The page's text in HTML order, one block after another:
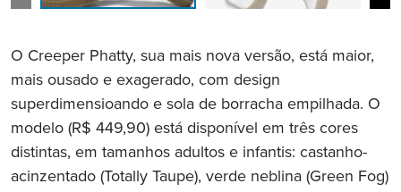
O Creeper Phatty, sua mais nova versão, está maior,
mais ousado e exagerado, com design
superdimensioando e sola de borracha empilhada. O
modelo (R$ 449,90) está disponível em três cores
distintas, em tamanhos adultos e infantis: castanho-
acinzentado (Totally Taupe), verde neblina (Green Fog)